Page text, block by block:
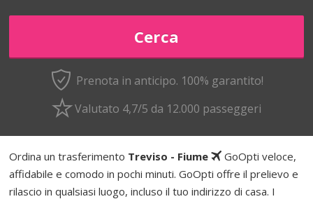
Prenota in anticipo. 100% garantito!
Valutato 4,7/5 da 12.000 passeggeri
Ordina un trasferimento Treviso - Fiume
GoOpti veloce,
affidabile e comodo in pochi minuti. GoOpti offre il prelievo e
rilascio in qualsiasi luogo, incluso il tuo indirizzo di casa. I